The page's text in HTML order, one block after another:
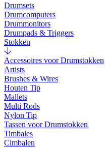
Drumsets
Drumcomputers
Drummonitors
Drumpads & Triggers
Stokken
Accessoires voor Drumstokken
Artists
Brushes & Wires
Houten Tip
Mallets
Multi Rods
Nylon Tip
Tassen voor Drumstokken
Timbales
Cimbalen